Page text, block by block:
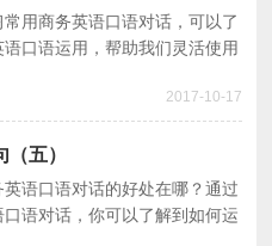
常用商务英语口语对话，可以了
语口语运用，帮助我们灵活使用
，今天的常用商务英语口语对话
场景。
2017-10-17
五）
英语口语对话的好处在哪？通过
口语对话，你可以了解到如何运